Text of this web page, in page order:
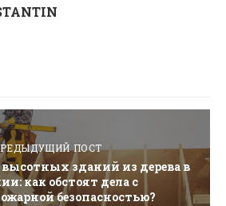
ПОСТ
высотных зданий из дерева в
как обстоят дела с
безопасностью?